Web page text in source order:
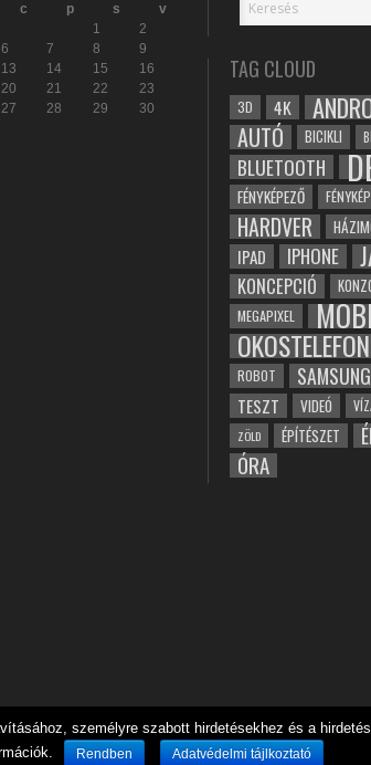
c p s
v
1
2
6 7 8
9
13 14 15
16
20 21 22
23
27 28 29
30
TAG CLOUD
3D 4K
AUTÓ BICIKLI
BLUETOOTH
FÉNYKÉPEZŐ
HARDVER
IPAD IPHONE
KONCEPCIÓ
MEGAPIXEL
OKOSTELEFON
ROBOT SAMSUNG
TESZT VIDEÓ
ZÖLD
ÉPÍTÉSZET
ÓRA
személyre szabott hirdetésekhez és a
Rendben Adatvédelmi tájlkoztató